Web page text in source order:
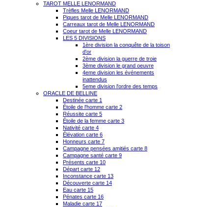
TAROT MELLE LENORMAND
Trèfles Melle LENORMAND
Piques tarot de Melle LENORMAND
Carreaux tarot de Melle LENORMAND
Coeur tarot de Melle LENORMAND
LES 5 DIVISIONS
1ère division la conquête de la toison
d'or
2ème division la guerre de troie
3ème division le grand oeuvre
4eme division les événements
inattendus
5eme division l'ordre des temps
ORACLE DE BELLINE
Destinée carte 1
Étoile de l'homme carte 2
Réussite carte 5
Étoile de la femme carte 3
Nativité carte 4
Élévation carte 6
Honneurs carte 7
Campagne pensées amitiés carte 8
Campagne santé carte 9
Présents carte 10
Départ carte 12
Inconstance carte 13
Découverte carte 14
Eau carte 15
Pénates carte 16
Maladie carte 17